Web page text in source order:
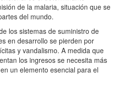
de la malaria, situación que se
del mundo.
los sistemas de suministro de
en desarrollo se pierden por
y vandalismo. A medida que
los ingresos se necesita más
un elemento esencial para el